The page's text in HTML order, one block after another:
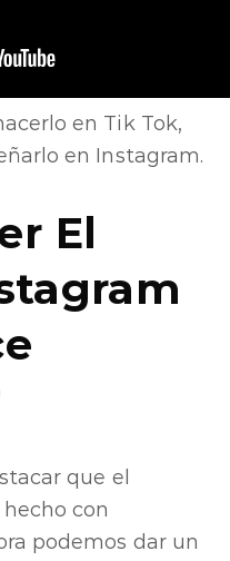
en Tik Tok,
en Instagram.
El
que el
con
podemos dar un